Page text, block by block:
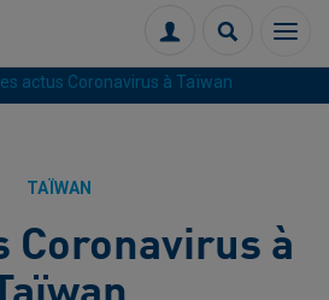
Menu
Connexion
Les actus Coronavirus à Taïwan
TAÏWAN
Coronavirus à